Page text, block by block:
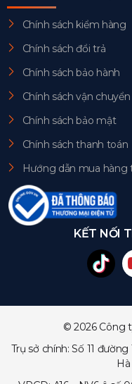
Chính sách kiểm hàng
Chính sách đổi trả
Chính sách bảo hành
Chính sách vận chuyển
Chính sách bảo mật
Chính sách thanh toán
Hướng dẫn mua hàng
KẾT NỐI
© 2026 Công
Trụ sở chính: Số 11